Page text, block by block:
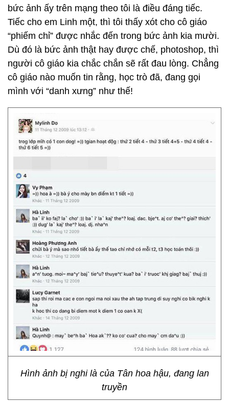
bức ảnh ấy trên mạng theo tôi là điều đáng tiếc.
Tiếc cho em Linh một, thì tôi thấy xót cho cô giáo
“phiếm chỉ” được nhắc đến trong bức ảnh kia mười.
Dù đó là bức ảnh thật hay được chế, photoshop, thì
người cô giáo kia chắc chắn sẽ rất đau lòng. Chẳng
cô giáo nào muốn tin rằng, học trò đã, đang gọi
mình với “danh xưng” như thế!
Hình ảnh bị nghi là của Tân hoa hậu, đang lan
truyền